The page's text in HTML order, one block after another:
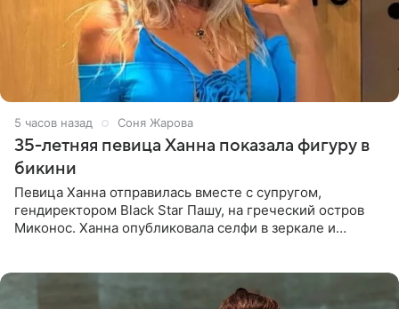
5 часов назад Соня Жарова
35-летняя певица Ханна показала фигуру в
бикини
Певица Ханна отправилась вместе с супругом,
гендиректором Black Star Пашу, на греческий остров
Миконос. Ханна опубликовала селфи в зеркале и